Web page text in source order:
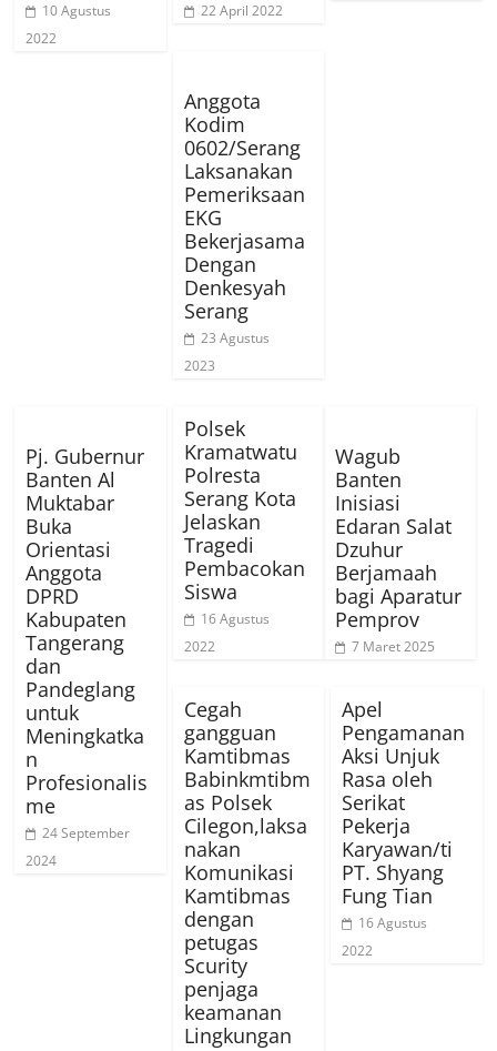
10 Agustus
2022
22 April 2022
Anggota
Kodim
0602/Serang
Laksanakan
Pemeriksaan
EKG
Bekerjasama
Dengan
Denkesyah
Serang
23 Agustus
2023
Pj. Gubernur
Banten Al
Muktabar
Buka
Orientasi
Anggota
DPRD
Kabupaten
Tangerang
dan
Pandeglang
untuk
Meningkatka
n
Profesionalis
me
24 September
2024
Polsek
Kramatwatu
Polresta
Serang Kota
Jelaskan
Tragedi
Pembacokan
Siswa
16 Agustus
2022
Wagub
Banten
Inisiasi
Edaran Salat
Dzuhur
Berjamaah
bagi Aparatur
Pemprov
7 Maret 2025
Cegah
gangguan
Kamtibmas
Babinkmtibm
as Polsek
Cilegon,laksa
nakan
Komunikasi
Kamtibmas
dengan
petugas
Scurity
penjaga
keamanan
Lingkungan
Apel
Pengamanan
Aksi Unjuk
Rasa oleh
Serikat
Pekerja
Karyawan/ti
PT. Shyang
Fung Tian
16 Agustus
2022